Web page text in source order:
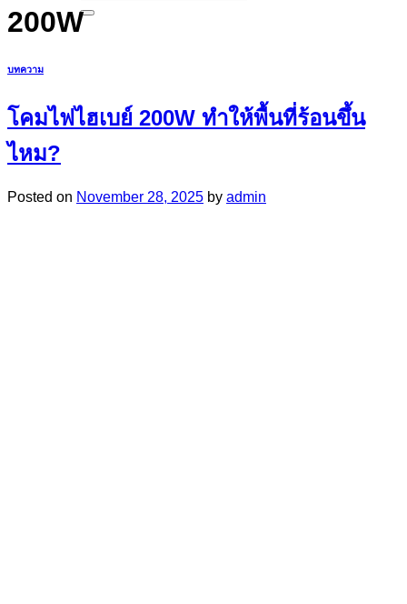
for:
200W
บทความ
โคมไฟไฮเบย์ 200W ทำให้พื้นที่ร้อนขึ้น
ไหม?
Posted on November 28, 2025 by admin